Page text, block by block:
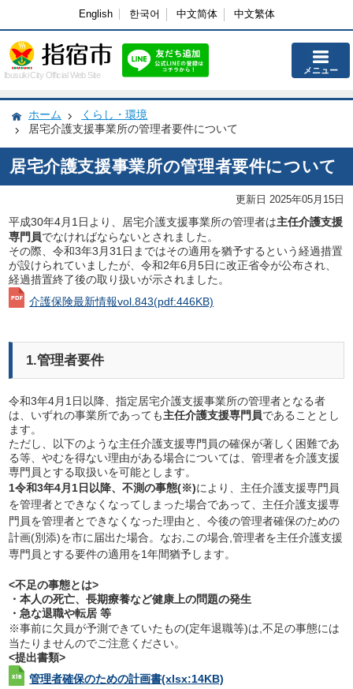
English 한국어 中文简体 中文繁体
Ibusuki City Official Web Site メニュー
ホーム
くらし・環境
居宅介護支援事業所の管理者要件について
居宅介護支援事業所の管理者要件について
更新日 2025年05月15日
平成30年4月1日より、居宅介護支援事業所の管理者は主任介護支援
専門員でなければならないとされました。
その際、令和3年3月31日まではその適用を猶予するという経過措置
が設けられていましたが、令和2年6月5日に改正省令が公布され、
経過措置終了後の取り扱いが示されました。
介護保険最新情報vol.843(pdf:446KB)
1.管理者要件
令和3年4月1日以降、指定居宅介護支援事業所の管理者となる者
は、いずれの事業所であっても主任介護支援専門員であることとし
ます。
ただし、以下のような主任介護支援専門員の確保が著しく困難であ
る等、やむを得ない理由がある場合については、管理者を介護支援
専門員とする取扱いを可能とします。
1令和3年4月1日以降、不測の事態(※)により、主任介護支援専門員
を管理者とできなくなってしまった場合であって、主任介護支援専
門員を管理者とできなくなった理由と、今後の管理者確保のための
計画(別添)を市に届出た場合。なお,この場合,管理者を主任介護支援
専門員とする要件の適用を1年間猶予します。
<不足の事態とは>
・本人の死亡、長期療養など健康上の問題の発生
・急な退職や転居 等
※事前に欠員が予測できていたもの(定年退職等)は,不足の事態には
当たりませんのでご注意ください。
<提出書類>
管理者確保のための計画書(xlsx:14KB)